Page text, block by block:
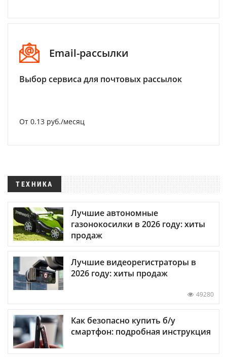
Email-рассылки
Выбор сервиса для почтовых рассылок
От 0.13 руб./месяц
ТЕХНИКА
Лучшие автономные
газонокосилки в 2026 году: хиты
продаж
Лучшие видеорегистраторы в
2026 году: хиты продаж
49280
Как безопасно купить б/у
смартфон: подробная инструкция